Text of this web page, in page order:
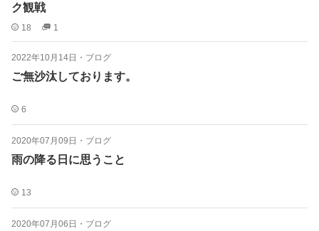
ク観戦
18 1
2022年10月14日 ・ ブログ
ご無沙汰しております。
6
2020年07月09日 ・ ブログ
雨の降る日に思うこと
13
2020年07月06日 ・ ブログ